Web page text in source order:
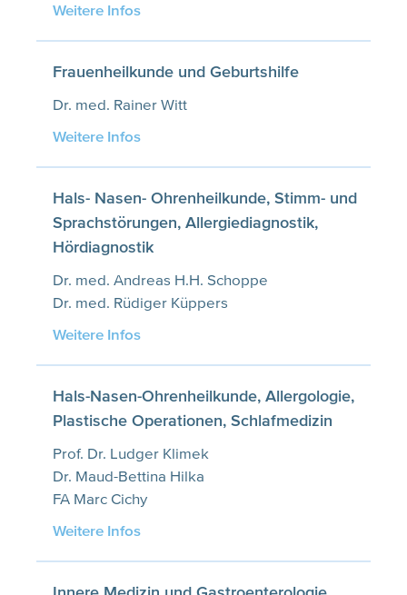
Weitere Infos
Frauenheilkunde und Geburtshilfe
Dr. med. Rainer Witt
Weitere Infos
Hals- Nasen- Ohrenheilkunde, Stimm- und
Sprachstörungen, Allergiediagnostik,
Hördiagnostik
Dr. med. Andreas H.H. Schoppe
Dr. med. Rüdiger Küppers
Weitere Infos
Hals-Nasen-Ohrenheilkunde, Allergologie,
Plastische Operationen, Schlafmedizin
Prof. Dr. Ludger Klimek
Dr. Maud-Bettina Hilka
FA Marc Cichy
Weitere Infos